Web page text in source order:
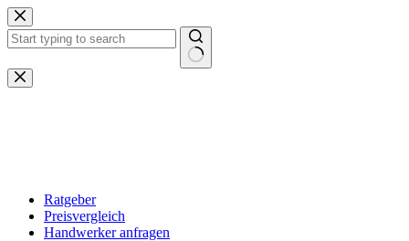
Zum
Inhalt
springen
Keine
Ergebnisse
Ratgeber
Preisvergleich
Handwerker anfragen